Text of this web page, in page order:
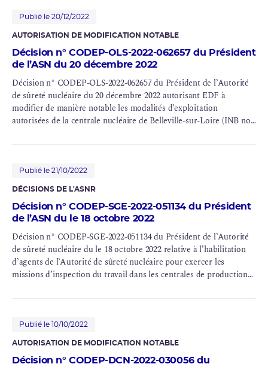
Saint-Alban (INB n° 119 et n° 120), Belleville (INB n° 127 et n°
128), Nogent (INB n° 129 et n° 130), Penly (INB n° 136 et n° 140),
126 et n° 137), Chooz (INB n° 139 et n° 144) et Civaux (INB n° 158
et n° 159)
Publié le 20/12/2022
AUTORISATION DE MODIFICATION NOTABLE
Décision n° CODEP-OLS-2022-062657 du Président
de l’ASN du 20 décembre 2022
Décision n° CODEP-OLS-2022-062657 du Président de l’Autorité
de sûreté nucléaire du 20 décembre 2022 autorisant EDF à
modifier de manière notable les modalités d’exploitation
autorisées de la centrale nucléaire de Belleville-sur-Loire (INB nos
Publié le 21/10/2022
DÉCISIONS DE L'ASNR
Décision n° CODEP-SGE-2022-051134 du Président
de l’ASN du le 18 octobre 2022
Décision n° CODEP-SGE-2022-051134 du Président de l’Autorité
de sûreté nucléaire du le 18 octobre 2022 relative à l’habilitation
d’agents de l’Autorité de sûreté nucléaire pour exercer les
missions d’inspection du travail dans les centrales de production
Publié le 10/10/2022
AUTORISATION DE MODIFICATION NOTABLE
Décision n° CODEP-DCN-2022-030056 du